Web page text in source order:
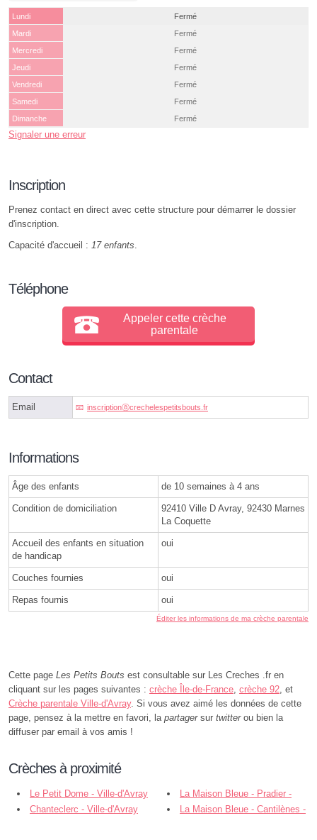
Lundi
Fermé
Mardi
Fermé
Mercredi
Fermé
Jeudi
Fermé
Vendredi
Fermé
Samedi
Fermé
Dimanche
Fermé
Signaler une erreur
Inscription
Prenez contact en direct avec cette structure pour démarrer le dossier
d'inscription.
Capacité d'accueil : 17 enfants.
Téléphone
Appeler cette crèche
parentale
Contact
Email inscriptionⓐcrechelespetitsbouts.fr
Informations
Âge des enfants de 10 semaines à 4 ans
Condition de domiciliation
92410 Ville D Avray, 92430 Marnes
La Coquette
Accueil des enfants en situation
de handicap
oui
Couches fournies oui
Repas fournis oui
Éditer les informations de ma crèche parentale
Cette page Les Petits Bouts est consultable sur Les Creches .fr en
cliquant sur les pages suivantes : crèche Île-de-France, crèche 92, et
Crèche parentale Ville-d'Avray. Si vous avez aimé les données de cette
page, pensez à la mettre en favori, la partagersur twitterou bien la
diffuser par email à vos amis !
Crèches à proximité
Le Petit Dome - Ville-d'Avray
La Maison Bleue - Pradier -
Ville-d'Avray
Chanteclerc - Ville-d'Avray
La Maison Bleue - Cantilènes -